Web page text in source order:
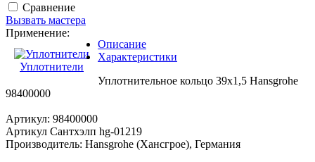
Сравнение
Вызвать мастера
Применение:
Уплотнители
Описание
Характеристики
Уплотнительное кольцо 39x1,5 Hansgrohe
98400000
Артикул: 98400000
Артикул Сантхэлп hg-01219
Производитель: Hansgrohe (Хансгрое), Германия